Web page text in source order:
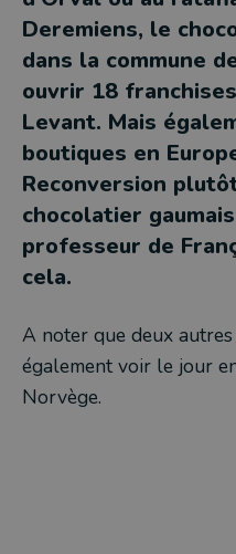
Deremiens, le
dans la commune
ouvrir 18
Levant. Mais
boutiques en
Reconversion
chocolatier
professeur de
cela.
A noter que deux
également voir le jour
Norvège.